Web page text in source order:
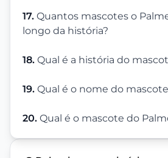
17. Quantos mascotes o
longo da história?
18. Qual é a história do
19. Qual é o nome do
20. Qual é o mascote do